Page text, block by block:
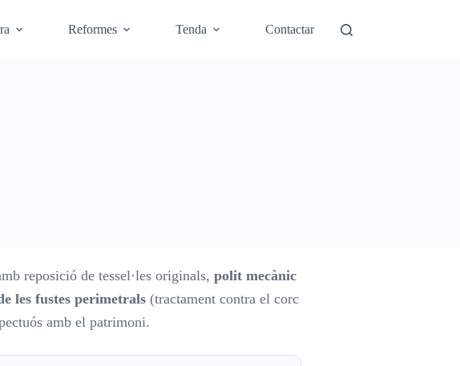
Reformes Tenda Contactar
reposició de tessel·les originals, polit mecànic
les fustes perimetrals (tractament contra el corc
amb el patrimoni.